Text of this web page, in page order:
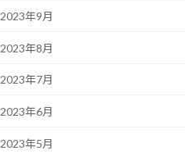
2023年9月
2023年8月
2023年7月
2023年6月
2023年5月